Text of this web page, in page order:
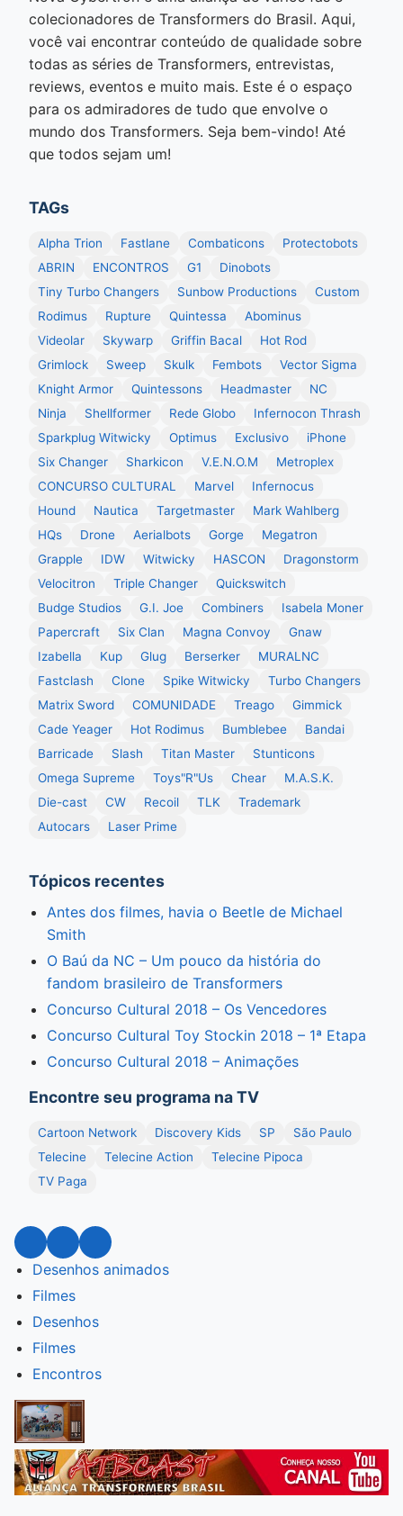
colecionadores de Transformers do Brasil. Aqui,
você vai encontrar conteúdo de qualidade sobre
todas as séries de Transformers, entrevistas,
reviews, eventos e muito mais. Este é o espaço
para os admiradores de tudo que envolve o
mundo dos Transformers. Seja bem-vindo! Até
que todos sejam um!
TAGs
Alpha Trion Fastlane Combaticons
Protectobots
ABRIN
ENCONTROS G1
Dinobots
Tiny Turbo Changers
Sunbow Productions
Custom
Rodimus
Rupture Quintessa
Abominus
Videolar
Skywarp Griffin Bacal
Hot Rod
Grimlock
Sweep Skulk Fembots
Vector Sigma
Knight Armor
Quintessons Headmaster
NC
Ninja
Shellformer Rede Globo
Infernocon Thrash
Sparkplug Witwicky
Optimus Exclusivo
iPhone
Six Changer
Sharkicon V.E.N.O.M
Metroplex
CONCURSO CULTURAL
Marvel
Infernocus
Hound
Nautica Targetmaster
Mark Wahlberg
HQs
Drone Aerialbots Gorge
Megatron
Grapple
IDW Witwicky HASCON
Dragonstorm
Velocitron
Triple Changer
Quickswitch
Budge Studios
G.I. Joe Combiners
Isabela Moner
Papercraft
Six Clan Magna Convoy
Gnaw
Izabella
Kup Glug Berserker
MURALNC
Fastclash
Clone Spike Witwicky
Turbo Changers
Matrix Sword
COMUNIDADE Treago
Gimmick
Cade Yeager
Hot Rodimus Bumblebee
Bandai
Barricade
Slash Titan Master
Stunticons
Omega Supreme
Toys"R"Us Chear
M.A.S.K.
Die-cast
CW Recoil TLK
Trademark
Autocars
Laser Prime
Tópicos recentes
Antes dos filmes, havia o Beetle de Michael
Smith
O Baú da NC – Um pouco da história do
fandom brasileiro de Transformers
Concurso Cultural 2018 – Os Vencedores
Concurso Cultural Toy Stockin 2018 – 1ª Etapa
Concurso Cultural 2018 – Animações
Encontre seu programa na TV
Cartoon Network Discovery Kids SP
São Paulo
Telecine
Telecine Action
Telecine Pipoca
TV Paga
Desenhos animados
Filmes
Desenhos
Filmes
Encontros